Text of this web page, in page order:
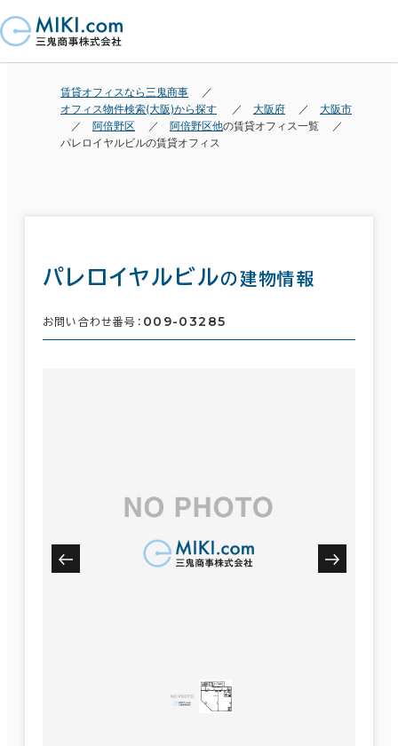
賃貸オフィスなら三鬼商事
オフィス物件検索(大阪)から探す
大阪府
大阪市
阿倍野区
阿倍野区他の賃貸オフィス一覧
パレロイヤルビルの賃貸オフィス
パレロイヤルビルの建物情報
お問い合わせ番号： 009-03285